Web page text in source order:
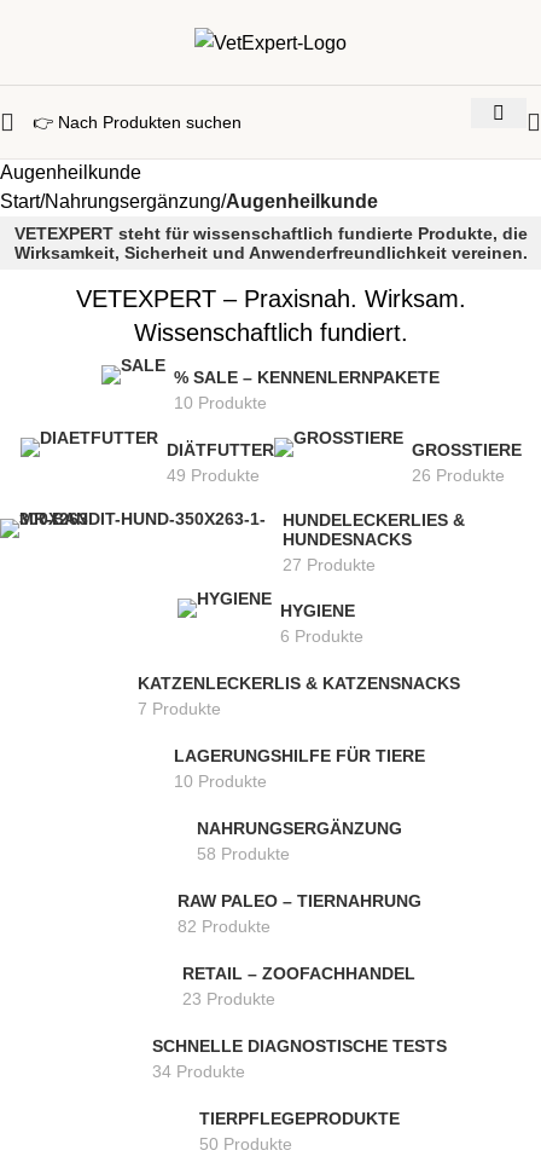
Augenheilkunde
Start Nahrungsergänzung Augenheilkunde
VETEXPERT steht für wissenschaftlich fundierte Produkte, die
Wirksamkeit, Sicherheit und Anwenderfreundlichkeit vereinen.
VETEXPERT – Praxisnah. Wirksam.
Wissenschaftlich fundiert.
% SALE – KENNENLERNPAKETE
10 Produkte
DIÄTFUTTER
49 Produkte
GROSSTIERE
26 Produkte
HUNDELECKERLIES &
HUNDESNACKS
27 Produkte
HYGIENE
6 Produkte
KATZENLECKERLIS & KATZENSNACKS
7 Produkte
LAGERUNGSHILFE FÜR TIERE
10 Produkte
NAHRUNGSERGÄNZUNG
58 Produkte
RAW PALEO – TIERNAHRUNG
82 Produkte
RETAIL – ZOOFACHHANDEL
23 Produkte
SCHNELLE DIAGNOSTISCHE TESTS
34 Produkte
TIERPFLEGEPRODUKTE
50 Produkte